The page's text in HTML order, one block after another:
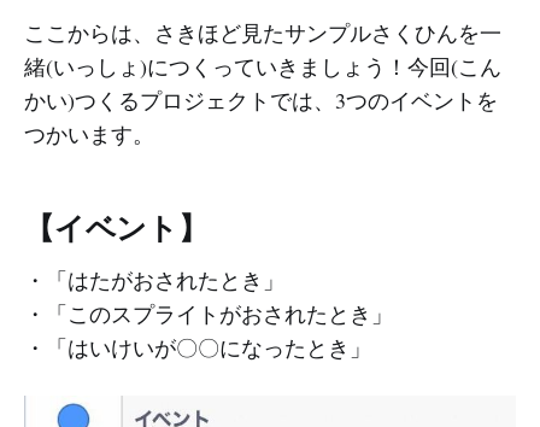
ここからは、さきほど見たサンプルさくひんを一
緒(いっしょ)につくっていきましょう！今回(こん
かい)つくるプロジェクトでは、3つのイベントを
つかいます。
【イベント】
・「はたがおされたとき」
・「このスプライトがおされたとき」
・「はいけいが〇〇になったとき」